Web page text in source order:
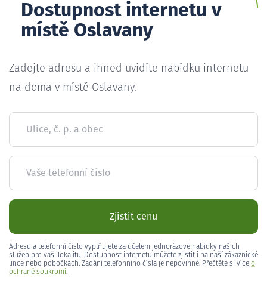
Dostupnost internetu v
místě Oslavany
Zadejte adresu a ihned uvidíte nabídku internetu
na doma v místě Oslavany.
Ulice, č. p. a obec
Vaše telefonní číslo
Zjistit cenu
Adresu a telefonní číslo vyplňujete za účelem jednorázové nabídky našich
služeb pro vaši lokalitu. Dostupnost internetu můžete zjistit i na naší zákaznické
lince nebo pobočkách. Zadání telefonního čísla je nepovinné. Přečtěte si více o
ochraně soukromí.